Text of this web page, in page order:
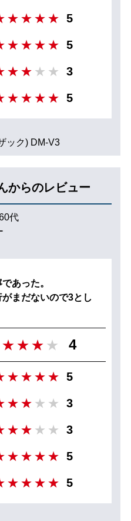
5
5
3
5
ック) DM-V3
からのレビュー
代
あった。
まだないので3とし
4
5
3
3
5
5